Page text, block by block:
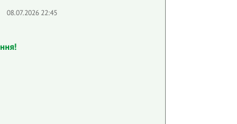
08.07.2026 22:45